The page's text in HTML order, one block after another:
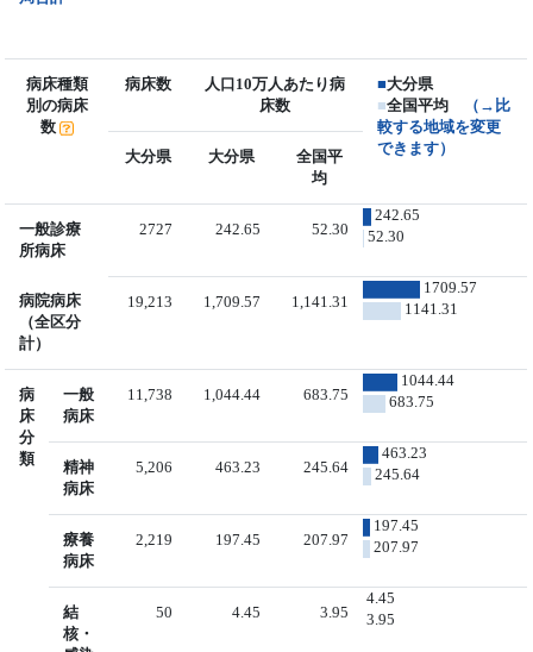
病床種類
別の病床
数
病床数
人口10万人あたり病
床数
■大分県
■全国平均
（→比
較する地域を変更
できます）
大分県 大分県
全国平
均
一般診療
所病床
2727 242.65 52.30
242.65
52.30
病院病床
（全区分
計）
19,213 1,709.57 1,141.31
1709.57
1141.31
病
床
分
類
一般
病床
11,738 1,044.44 683.75
1044.44
683.75
精神
病床
5,206 463.23 245.64
463.23
245.64
療養
病床
2,219 197.45 207.97
197.45
207.97
結
核・
50 4.45 3.95
4.45
3.95